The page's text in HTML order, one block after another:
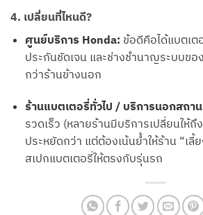
4. เปลี่ยนที่ไหนดี?
ศูนย์บริการ Honda: ข้อดีคือได้แบตเต
ประกันชัดเจน และช่างชำนาญระบบขอ
กว่าร้านข้างนอก
ร้านแบตเตอรี่ทั่วไป / บริการนอกสถา
รวดเร็ว (หลายร้านมีบริการเปลี่ยนให้ถึ
ประหยัดกว่า แต่ต้องเน้นย้ำให้ร้าน “เลี้
สเปกแบตเตอรี่ให้ตรงกับรุ่นรถ